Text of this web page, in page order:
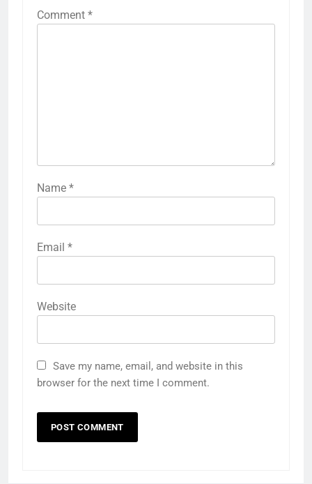
Comment *
Name *
Email *
Website
Save my name, email, and website in this
browser for the next time I comment.